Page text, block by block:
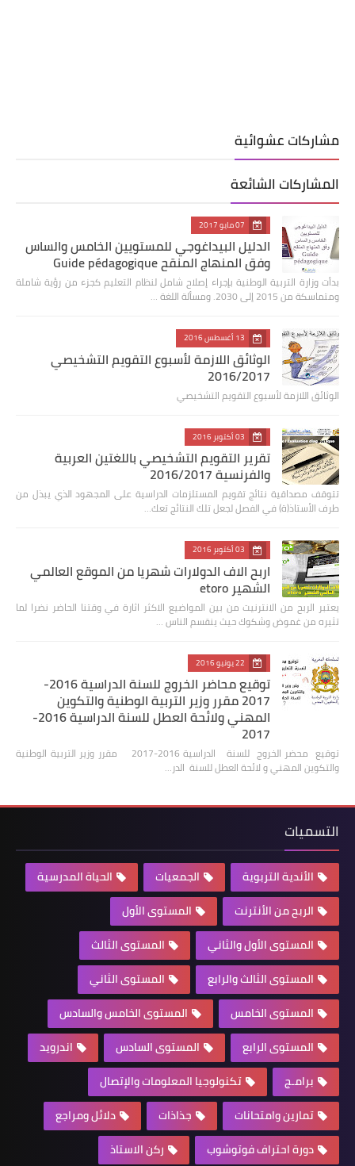
مشاركات عشوائية
المشاركات الشائعة
07 مايو 2017
الدليل البيداغوجي للمستويين الخامس والساس
وفق المنهاج المنقح Guide pédagogique
بدأت وزارة التربية الوطنية بإجراء إصلاح شامل لنظام التعليم كجزء من رؤية شاملة
ومتماسكة من 2015 إلى 2030. ومسألة اللغة …
13 أغسطس 2016
الوثائق اللازمة لأسبوع التقويم التشخيصي
2016/2017
الوثائق اللازمة لأسبوع التقويم التشخيصي
03 أكتوبر 2016
تقرير التقويم التشخيصي باللغتين العربية
والفرنسية 2016/2017
تتوقف مصداقية نتائج تقويم المستلزمات الدراسية على المجهود الذي يبذل من
طرف الأستاذ(ة) في الفصل لجعل تلك النتائج تعك…
03 أكتوبر 2016
اربح الاف الدولارات شهريا من الموقع العالمي
الشهير etoro
يعتبر الربح من الانترنيت من بين المواضيع الاكثر اثارة في وقتنا الحاضر نضرا لما
تثيره من غموض وشكوك حيث ينقسم الناس …
22 يونيو 2016
توقيع محاضر الخروج للسنة الدراسية 2016-
2017 مقرر وزير التربية الوطنية والتكوين
المهني ولائحة العطل للسنة الدراسية 2016-
2017
توقيع محضر الخروج للسنة الدراسية 2016-2017 مقرر وزير التربية الوطنية
والتكوين المهني و لائحة العطل للسنة الدر…
التسميات
الأندية التربوية الجمعيات
الحياة المدرسية
الربح من الأنترنت
المستوى الأول
المستوى الأول والثاني
المستوى الثالث
المستوى الثالث والرابع
المستوى الثاني
المستوى الخامس
المستوى الخامس والسادس
المستوى الرابع
المستوى السادس
اندرويد
برامـج
تكنولوجيا المعلومات والإتصال
تمارين وامتحانات
جذاذات
دلائل ومراجع
دورة احتراف فوتوشوب
ركن الاستاذ